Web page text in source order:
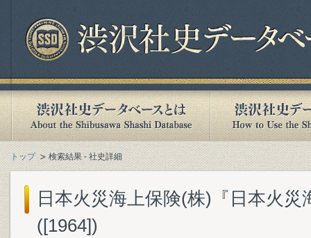
トップ 検索結果 - 社史詳細
日本火災海上保険(株)『日本火
([1964])